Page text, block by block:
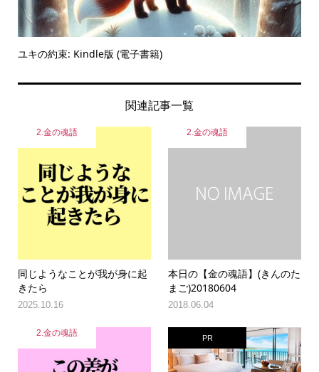
ユキの約束: Kindle版 (電子書籍)
関連記事一覧
2.金の魂語
同じようなことが我が身に起
きたら
2025.10.16
2.金の魂語
本日の【金の魂語】(きんのた
まご)20180604
2018.06.04
2.金の魂語 PR